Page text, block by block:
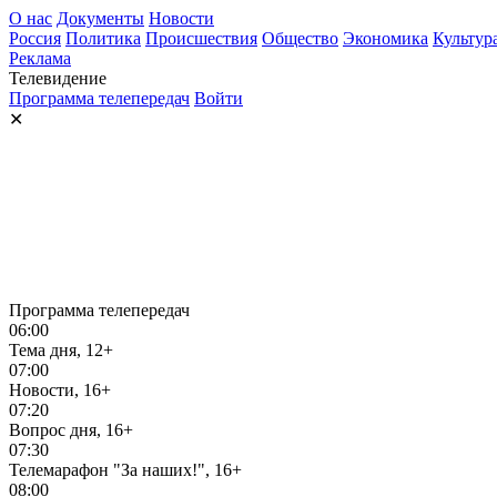
О нас Документы Новости
Россия Политика Происшествия Общество Экономика
Реклама
Телевидение
Программа телепередач Войти
✕
Программа телепередач
06:00
Тема дня, 12+
07:00
Новости, 16+
07:20
Вопрос дня, 16+
07:30
Телемарафон "За наших!", 16+
08:00